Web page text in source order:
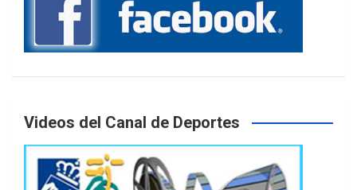
Videos del Canal de Deportes